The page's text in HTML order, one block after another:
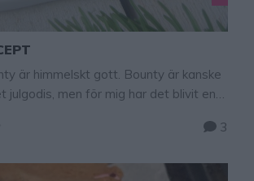
är himmelskt gott. Bounty är kanske
julgodis, men för mig har det blivit en
konfektbitarna. Följ mig gärna på
25–28 st 50 g smör, smält3 dl riven
3